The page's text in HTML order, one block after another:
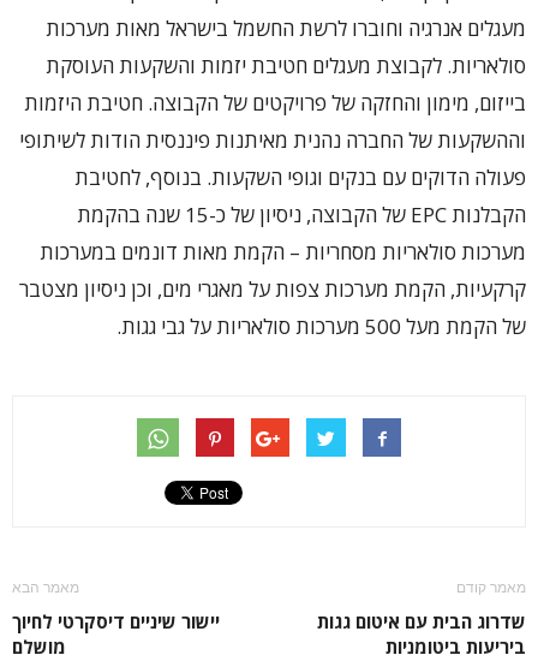
מעגלים אנרגיה וחוברו לרשת החשמל בישראל מאות מערכות
סולאריות. לקבוצת מעגלים חטיבת יזמות והשקעות העוסקת
בייזום, מימון והחזקה של פרויקטים של הקבוצה. חטיבת היזמות
וההשקעות של החברה נהנית מאיתנות פיננסית הודות לשיתופי
פעולה הדוקים עם בנקים וגופי השקעות. בנוסף, לחטיבת
הקבלנות EPC של הקבוצה, ניסיון של כ-15 שנה בהקמת
מערכות סולאריות מסחריות – הקמת מאות דונמים במערכות
קרקעיות, הקמת מערכות צפות על מאגרי מים, וכן ניסיון מצטבר
של הקמת מעל 500 מערכות סולאריות על גבי גגות.
מאמר קודם
שדרוג הבית עם איטום גגות
ביריעות ביטומניות
מאמר הבא
יישור שיניים דיסקרטי לחיוך
מושלם